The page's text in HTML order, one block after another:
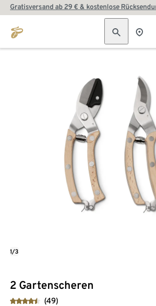
Gratisversand ab 29 € & kostenlose
2 Gartenscheren
(49)
1/3